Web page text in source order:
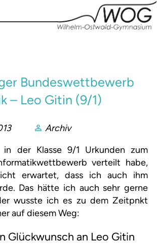
Bundeswettbewerb
– Leo Gitin (9/1)
Archiv
der Klasse 9/1 Urkunden zum
verteilt habe,
erwartet, dass ich auch ihm
Das hätte ich auch sehr gerne
wusste ich es zu dem Zeitpnkt
auf diesem Weg:
Glückwunsch an Leo Gitin